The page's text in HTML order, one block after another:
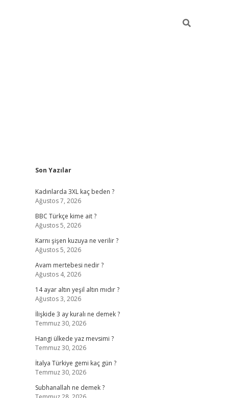
Sidebar
Son Yazılar
Kadınlarda 3XL kaç beden ?
Ağustos 7, 2026
BBC Türkçe kime ait ?
Ağustos 5, 2026
Karnı şişen kuzuya ne verilir ?
Ağustos 5, 2026
Avam mertebesi nedir ?
Ağustos 4, 2026
14 ayar altın yeşil altın mıdır ?
Ağustos 3, 2026
İlişkide 3 ay kuralı ne demek ?
Temmuz 30, 2026
Hangi ülkede yaz mevsimi ?
Temmuz 30, 2026
İtalya Türkiye gemi kaç gün ?
Temmuz 30, 2026
Subhanallah ne demek ?